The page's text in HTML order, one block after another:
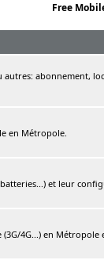
Free
abonnement,
en Métropole.
et leur
4G...) en